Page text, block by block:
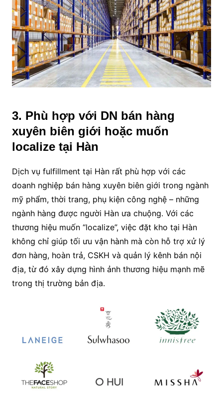
3. Phù hợp với DN bán hàng
xuyên biên giới hoặc muốn
localize tại Hàn
Dịch vụ fulfillment tại Hàn rất phù hợp với các
doanh nghiệp bán hàng xuyên biên giới trong ngành
mỹ phẩm, thời trang, phụ kiện công nghệ – những
ngành hàng được người Hàn ưa chuộng. Với các
thương hiệu muốn “localize”, việc đặt kho tại Hàn
không chỉ giúp tối ưu vận hành mà còn hỗ trợ xử lý
đơn hàng, hoàn trả, CSKH và quản lý kênh bán nội
địa, từ đó xây dựng hình ảnh thương hiệu mạnh mẽ
trong thị trường bản địa.